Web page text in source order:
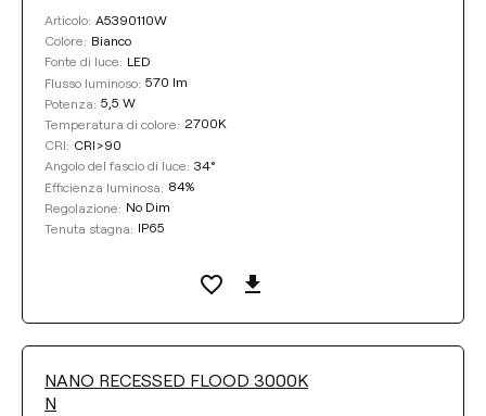
Articolo: A5390110W
Colore: Bianco
Fonte di luce: LED
Flusso luminoso: 570 lm
Potenza: 5,5 W
Temperatura di colore: 2700K
CRI: CRI>90
Angolo del fascio di luce: 34°
Efficienza luminosa: 84%
Regolazione: No Dim
Tenuta stagna: IP65
NANO RECESSED FLOOD 3000K
N